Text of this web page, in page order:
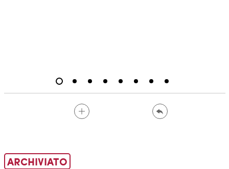
ARCHIVIATO